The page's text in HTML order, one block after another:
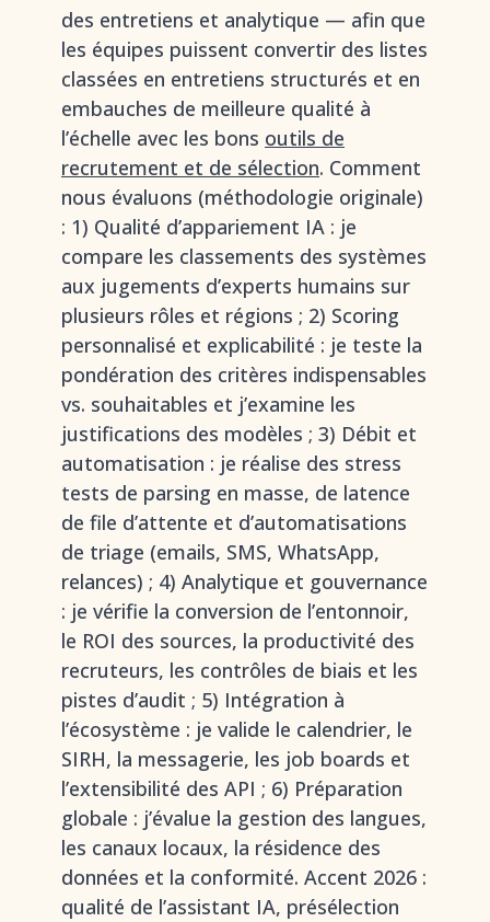
des entretiens et analytique — afin que
les équipes puissent convertir des listes
classées en entretiens structurés et en
embauches de meilleure qualité à
l’échelle avec les bons outils de
recrutement et de sélection. Comment
nous évaluons (méthodologie originale)
: 1) Qualité d’appariement IA : je
compare les classements des systèmes
aux jugements d’experts humains sur
plusieurs rôles et régions ; 2) Scoring
personnalisé et explicabilité : je teste la
pondération des critères indispensables
vs. souhaitables et j’examine les
justifications des modèles ; 3) Débit et
automatisation : je réalise des stress
tests de parsing en masse, de latence
de file d’attente et d’automatisations
de triage (emails, SMS, WhatsApp,
relances) ; 4) Analytique et gouvernance
: je vérifie la conversion de l’entonnoir,
le ROI des sources, la productivité des
recruteurs, les contrôles de biais et les
pistes d’audit ; 5) Intégration à
l’écosystème : je valide le calendrier, le
SIRH, la messagerie, les job boards et
l’extensibilité des API ; 6) Préparation
globale : j’évalue la gestion des langues,
les canaux locaux, la résidence des
données et la conformité. Accent 2026 :
qualité de l’assistant IA, présélection